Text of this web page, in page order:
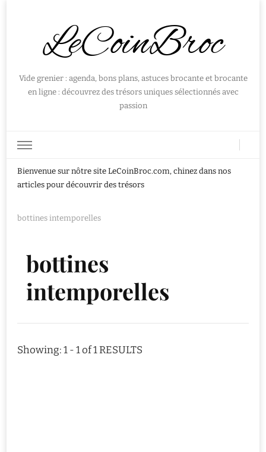
LeCoinBroc
Vide grenier : agenda, bons plans, astuces brocante et brocante
en ligne : découvrez des trésors uniques sélectionnés avec
passion
Bienvenue sur nôtre site LeCoinBroc.com, chinez dans nos
articles pour découvrir des trésors
bottines intemporelles
bottines
intemporelles
Showing: 1 - 1 of 1 RESULTS